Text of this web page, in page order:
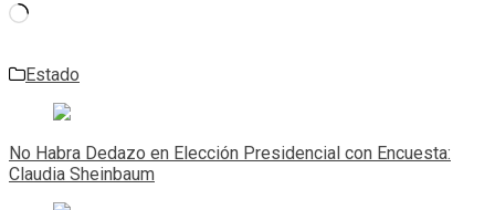
Cargando...
Estado
Navegación
de
entradas
No Habra Dedazo en Elección Presidencial con Encuesta:
Claudia Sheinbaum